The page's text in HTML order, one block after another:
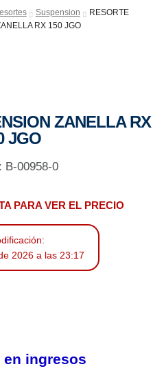
Suspension
RESORTE
RX 150 JGO
ZANELLA RX
JGO
B-00958-0
PARA VER EL PRECIO
2026 a las 23:17
ingresos